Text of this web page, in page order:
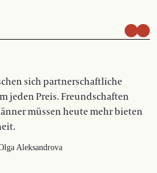
sich partnerschaftliche
jeden Preis. Freundschaften
müssen heute mehr bieten
Aleksandrova